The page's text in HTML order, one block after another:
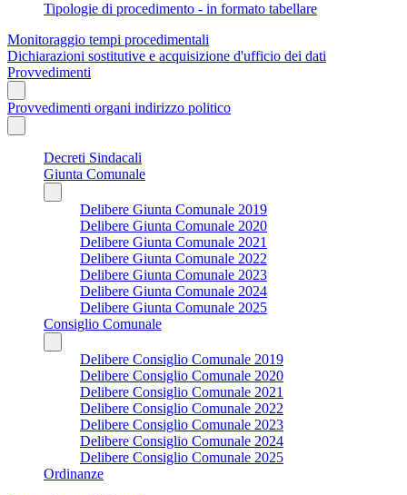
Tipologie di procedimento - in formato tabellare
Monitoraggio tempi procedimentali
Dichiarazioni sostitutive e acquisizione d'ufficio dei dati
Provvedimenti
Provvedimenti organi indirizzo politico
Decreti Sindacali
Giunta Comunale
Delibere Giunta Comunale 2019
Delibere Giunta Comunale 2020
Delibere Giunta Comunale 2021
Delibere Giunta Comunale 2022
Delibere Giunta Comunale 2023
Delibere Giunta Comunale 2024
Delibere Giunta Comunale 2025
Consiglio Comunale
Delibere Consiglio Comunale 2019
Delibere Consiglio Comunale 2020
Delibere Consiglio Comunale 2021
Delibere Consiglio Comunale 2022
Delibere Consiglio Comunale 2023
Delibere Consiglio Comunale 2024
Delibere Consiglio Comunale 2025
Ordinanze